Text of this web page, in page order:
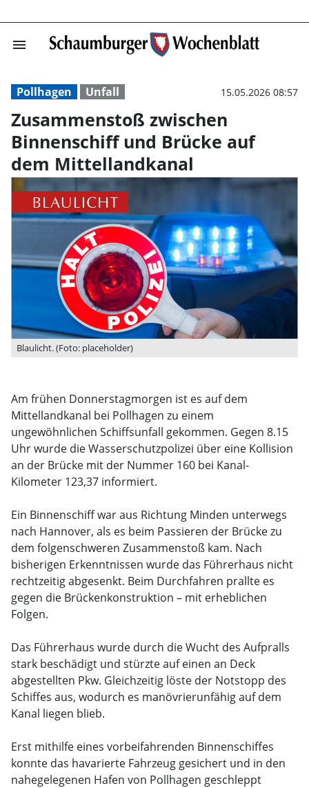
menu Zusammenstoß
Pollhagen Unfall 15.05.2026 08:57
Zusammenstoß zwischen
Binnenschiff und Brücke auf
dem Mittellandkanal
Blaulicht. (Foto: placeholder)
Am frühen Donnerstagmorgen ist es auf dem
Mittellandkanal bei Pollhagen zu einem
ungewöhnlichen Schiffsunfall gekommen. Gegen 8.15
Uhr wurde die Wasserschutzpolizei über eine Kollision
an der Brücke mit der Nummer 160 bei Kanal-
Kilometer 123,37 informiert.
Ein Binnenschiff war aus Richtung Minden unterwegs
nach Hannover, als es beim Passieren der Brücke zu
dem folgenschweren Zusammenstoß kam. Nach
bisherigen Erkenntnissen wurde das Führerhaus nicht
rechtzeitig abgesenkt. Beim Durchfahren prallte es
gegen die Brückenkonstruktion – mit erheblichen
Folgen.
Das Führerhaus wurde durch die Wucht des Aufpralls
stark beschädigt und stürzte auf einen an Deck
abgestellten Pkw. Gleichzeitig löste der Notstopp des
Schiffes aus, wodurch es manövrierunfähig auf dem
Kanal liegen blieb.
Erst mithilfe eines vorbeifahrenden Binnenschiffes
konnte das havarierte Fahrzeug gesichert und in den
nahegelegenen Hafen von Pollhagen geschleppt